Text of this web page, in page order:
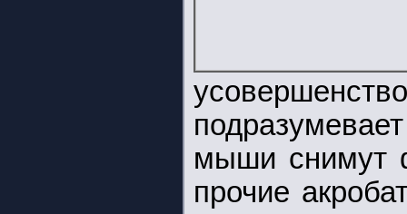
мыши снимут
прочие